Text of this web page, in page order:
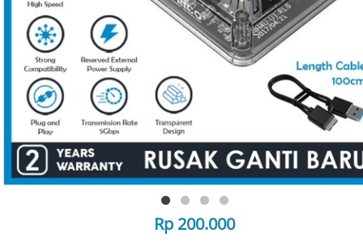
Rp 200.000